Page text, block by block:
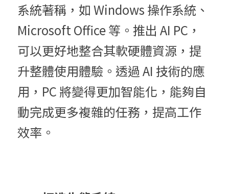
系統著稱，如 Windows 操作系統、
Microsoft Office 等。推出 AI PC，
可以更好地整合其軟硬體資源，提
升整體使用體驗。透過 AI 技術的應
用，PC 將變得更加智能化，能夠自
動完成更多複雜的任務，提高工作
效率。